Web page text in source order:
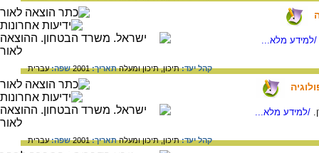
/למידע מלא...
קהל יעד:תיכון,תיכון ומעלהתאריך:2001 שפה:עברית
/למידע מלא...
קהל יעד:תיכון,תיכון ומעלהתאריך:2001 שפה:עברית